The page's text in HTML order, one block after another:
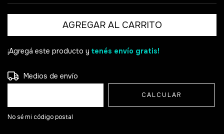
¡Agregá este producto y tenés envío gratis!
Entregas para el CP:
Medios de envío
CALCULAR
No sé mi código postal